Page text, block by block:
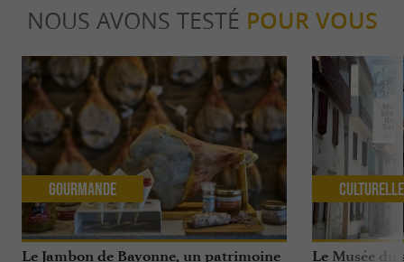
NOUS AVONS TESTÉ POUR VOUS
Le Jambon de Bayonne, un patrimoine
Gourmande
Le Musée du
Culturelle